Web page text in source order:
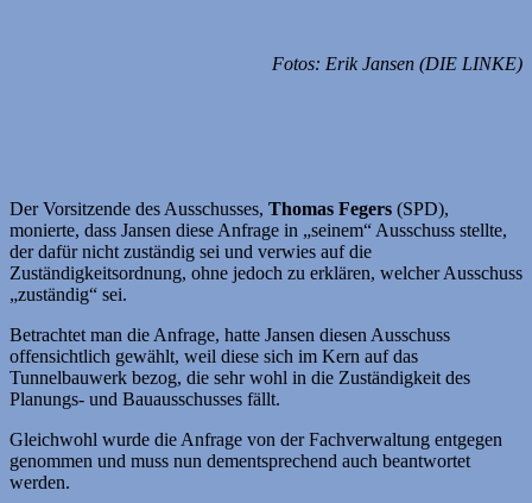
Fotos: Erik Jansen (DIE LINKE)
Der Vorsitzende des Ausschusses, Thomas Fegers (SPD),
monierte, dass Jansen diese Anfrage in „seinem“ Ausschuss stellte,
der dafür nicht zuständig sei und verwies auf die
Zuständigkeitsordnung, ohne jedoch zu erklären, welcher Ausschuss
„zuständig“ sei.
Betrachtet man die Anfrage, hatte Jansen diesen Ausschuss
offensichtlich gewählt, weil diese sich im Kern auf das
Tunnelbauwerk bezog, die sehr wohl in die Zuständigkeit des
Planungs- und Bauausschusses fällt.
Gleichwohl wurde die Anfrage von der Fachverwaltung entgegen
genommen und muss nun dementsprechend auch beantwortet
werden.